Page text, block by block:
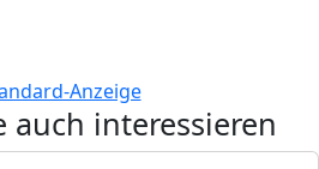
auch interessieren